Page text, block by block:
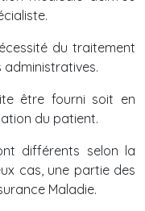
du traitement
être fourni soit en
du patient.
différents selon la
cas, une partie des
Maladie.